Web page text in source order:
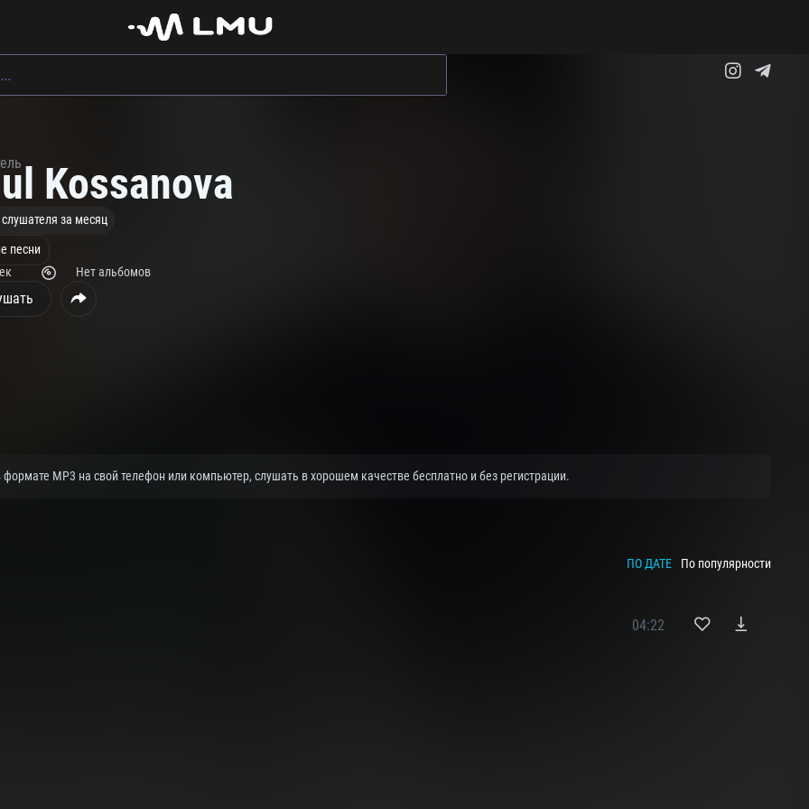
Kossanova
за месяц
песни
Нет альбомов
MP3 на свой телефон или компьютер, слушать в хорошем качестве бесплатно и без регистрации.
ПО ДАТЕ По популярности
04:22